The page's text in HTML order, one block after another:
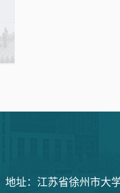
地址：江苏省徐州市大